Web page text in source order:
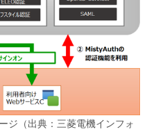
ジ（出典：三菱電機インフォ